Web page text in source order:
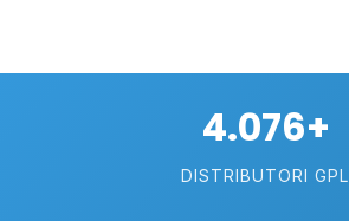
4.076+
DISTRIBUTORI GPL